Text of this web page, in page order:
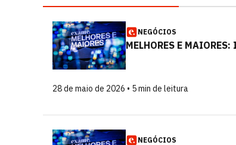
NEGÓCIOS
MELHORES E
28 de maio de 2026 • 5 min de leitura
NEGÓCIOS